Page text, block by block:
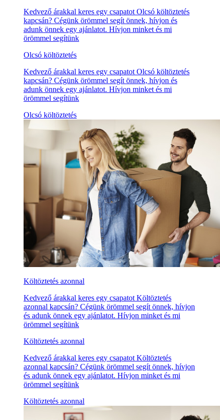
Kedvező árakkal keres egy csapatot Olcsó költöztetés
kapcsán? Cégünk örömmel segít önnek, hívjon és
adunk önnek egy ajánlatot. Hívjon minket és mi
örömmel segítünk
Olcsó költöztetés
Kedvező árakkal keres egy csapatot Olcsó költöztetés
kapcsán? Cégünk örömmel segít önnek, hívjon és
adunk önnek egy ajánlatot. Hívjon minket és mi
örömmel segítünk
Olcsó költöztetés
Költöztetés azonnal
Kedvező árakkal keres egy csapatot Költöztetés
azonnal kapcsán? Cégünk örömmel segít önnek, hívjon
és adunk önnek egy ajánlatot. Hívjon minket és mi
örömmel segítünk
Költöztetés azonnal
Kedvező árakkal keres egy csapatot Költöztetés
azonnal kapcsán? Cégünk örömmel segít önnek, hívjon
és adunk önnek egy ajánlatot. Hívjon minket és mi
örömmel segítünk
Költöztetés azonnal